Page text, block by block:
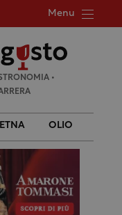
Menu
•
ETNA OLIO